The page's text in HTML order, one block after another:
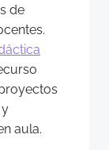
de
aula.